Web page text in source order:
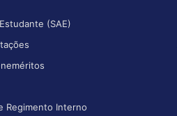
(SAE)
Regimento Interno